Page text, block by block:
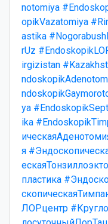
notomiya
opikVazatomiya
astika
rUz
irgizistan
ya
ika
я
пластика
ЛОРцентр